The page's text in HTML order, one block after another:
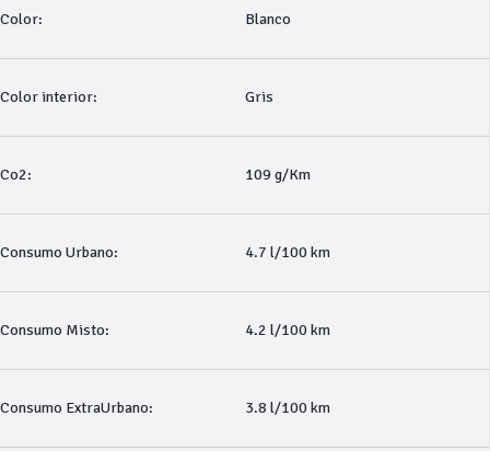
Color: Blanco
Color interior: Gris
Co2: 109 g/Km
Consumo Urbano: 4.7 l/100 km
Consumo Misto: 4.2 l/100 km
Consumo ExtraUrbano: 3.8 l/100 km